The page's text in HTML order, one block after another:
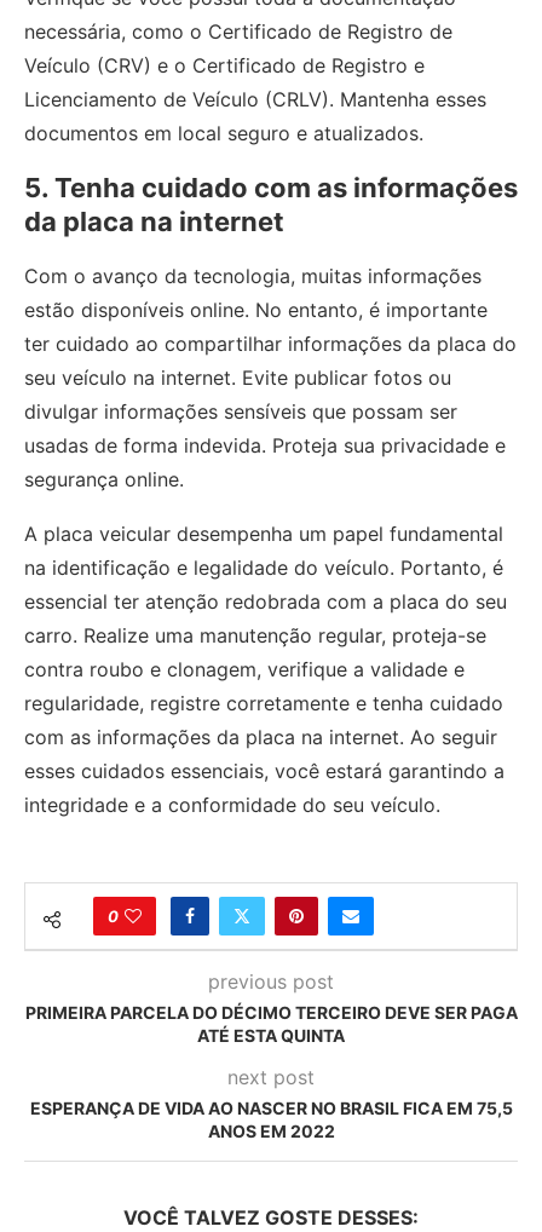
necessária, como o Certificado de Registro de
Veículo (CRV) e o Certificado de Registro e
Licenciamento de Veículo (CRLV). Mantenha esses
documentos em local seguro e atualizados.
5. Tenha cuidado com as informações
da placa na internet
Com o avanço da tecnologia, muitas informações
estão disponíveis online. No entanto, é importante
ter cuidado ao compartilhar informações da placa do
seu veículo na internet. Evite publicar fotos ou
divulgar informações sensíveis que possam ser
usadas de forma indevida. Proteja sua privacidade e
segurança online.
A placa veicular desempenha um papel fundamental
na identificação e legalidade do veículo. Portanto, é
essencial ter atenção redobrada com a placa do seu
carro. Realize uma manutenção regular, proteja-se
contra roubo e clonagem, verifique a validade e
regularidade, registre corretamente e tenha cuidado
com as informações da placa na internet. Ao seguir
esses cuidados essenciais, você estará garantindo a
integridade e a conformidade do seu veículo.
0
previous post
PRIMEIRA PARCELA DO DÉCIMO TERCEIRO DEVE SER PAGA
ATÉ ESTA QUINTA
next post
ESPERANÇA DE VIDA AO NASCER NO BRASIL FICA EM 75,5
ANOS EM 2022
VOCÊ TALVEZ GOSTE DESSES: